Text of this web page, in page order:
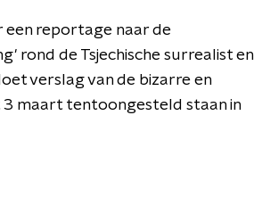
een reportage naar de
rond de Tsjechische surrealist en
verslag van de bizarre en
maart tentoongesteld staan in